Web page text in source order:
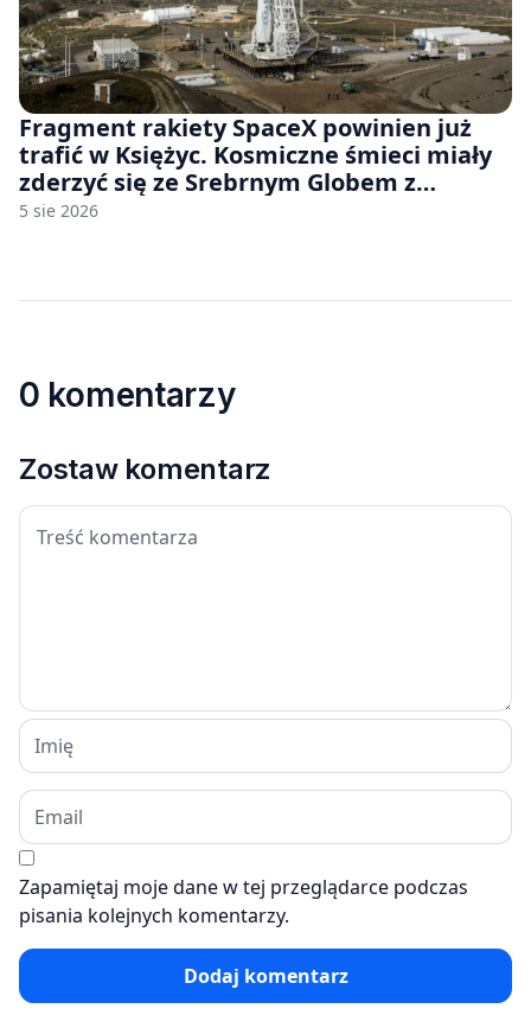
Fragment rakiety SpaceX powinien już
trafić w Księżyc. Kosmiczne śmieci miały
zderzyć się ze Srebrnym Globem z
prędkością 8690 km/h
5 sie 2026
0 komentarzy
Zostaw komentarz
Zapamiętaj moje dane w tej przeglądarce podczas
pisania kolejnych komentarzy.
Dodaj komentarz